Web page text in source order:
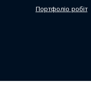
Портфоліо робіт